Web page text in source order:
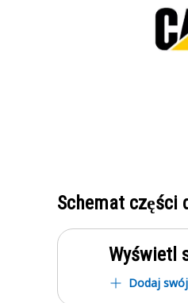
Schemat części
Wyświetl
Dodaj